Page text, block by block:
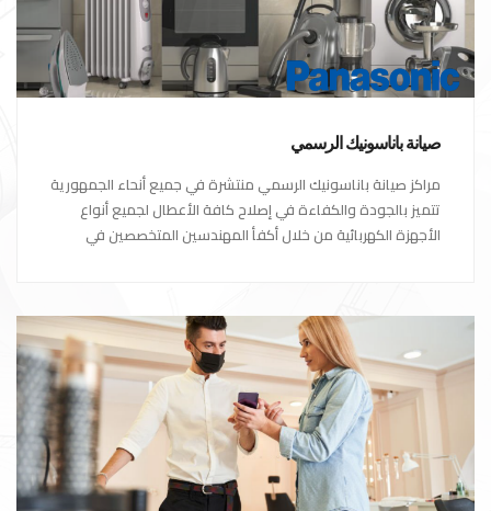
صيانة باناسونيك الرسمي
مراكز صيانة باناسونيك الرسمي منتشرة في جميع أنحاء الجمهورية
تتميز بالجودة والكفاءة في إصلاح كافة الأعطال لجميع أنواع
الأجهزة الكهربائية من خلال أكفأ المهندسين المتخصصين في